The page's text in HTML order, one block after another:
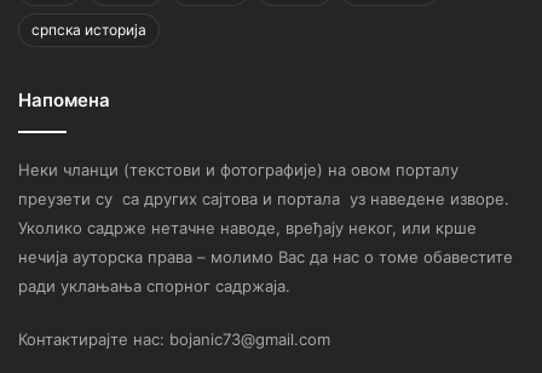
српска историја
Напомена
Неки чланци (текстови и фотографије) на овом порталу
преузети су са других сајтова и портала уз наведене изворе.
Уколико садрже нетачне наводе, вређају неког, или крше
нечија ауторска права – молимо Вас да нас о томе обавестите
ради уклањања спорног садржаја.
Контактирајте нас: bojanic73@gmail.com